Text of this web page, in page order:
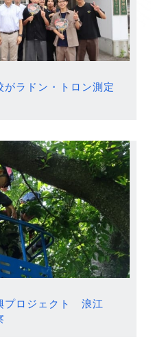
ラドン・トロン測定
プロジェクト 浪江